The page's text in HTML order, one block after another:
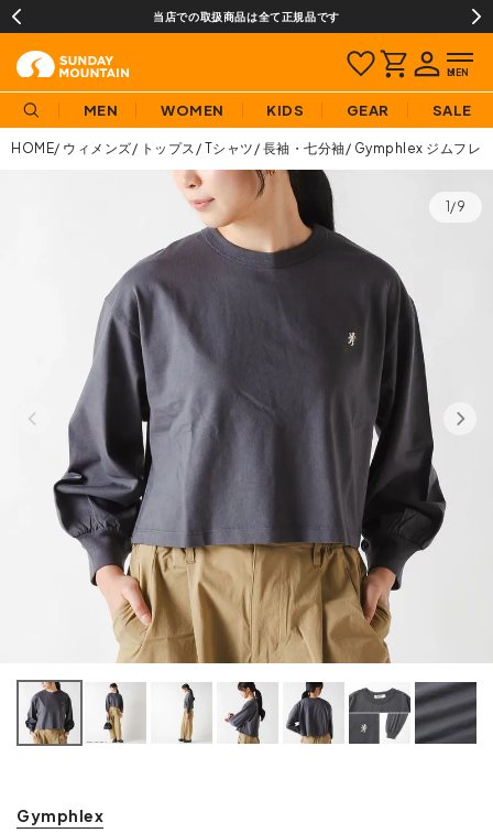
当店での取扱商品は全て正規品です
MEN WOMEN KIDS GEAR SALE
HOME ウィメンズ トップス Tシャツ 長袖・七分袖 Gymphlex ジムフレ
1/9
Gymphlex